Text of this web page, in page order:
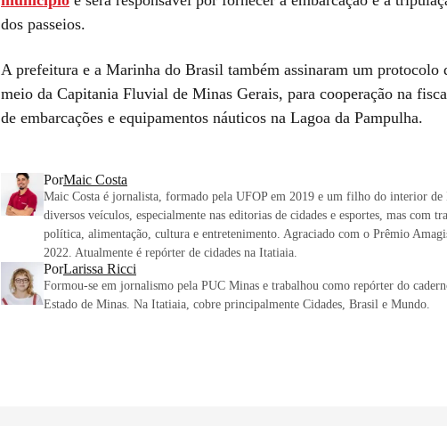
dos passeios.
A prefeitura e a Marinha do Brasil também assinaram um protocolo
meio da Capitania Fluvial de Minas Gerais, para cooperação na
de embarcações e equipamentos náuticos na Lagoa da Pampulha.
PorMaic Costa
Maic Costa é jornalista, formado pela UFOP em 2019 e um filho do interior de
diversos veículos, especialmente nas editorias de cidades e esportes, mas com
política, alimentação, cultura e entretenimento. Agraciado com o Prêmio
2022. Atualmente é repórter de cidades na Itatiaia.
PorLarissa Ricci
Formou-se em jornalismo pela PUC Minas e trabalhou como repórter do
Estado de Minas. Na Itatiaia, cobre principalmente Cidades, Brasil e Mundo.